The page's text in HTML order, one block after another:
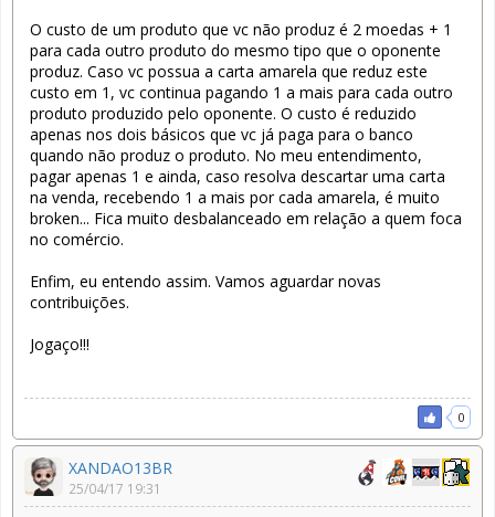
O custo de um produto que vc não produz é 2 moedas + 1
para cada outro produto do mesmo tipo que o oponente
produz. Caso vc possua a carta amarela que reduz este
custo em 1, vc continua pagando 1 a mais para cada outro
produto produzido pelo oponente. O custo é reduzido
apenas nos dois básicos que vc já paga para o banco
quando não produz o produto. No meu entendimento,
pagar apenas 1 e ainda, caso resolva descartar uma carta
na venda, recebendo 1 a mais por cada amarela, é muito
broken... Fica muito desbalanceado em relação a quem foca
no comércio.
Enfim, eu entendo assim. Vamos aguardar novas
contribuições.
Jogaço!!!
0
XANDAO13BR
25/04/17 19:31